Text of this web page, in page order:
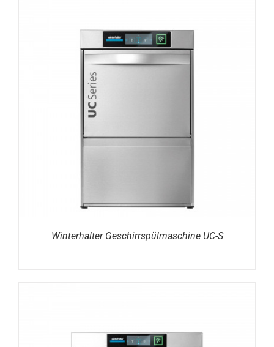
Winterhalter Geschirrspülmaschine UC-S